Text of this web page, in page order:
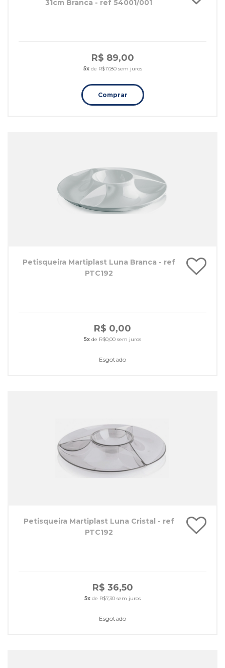
31cm Branca - ref 54001/001
R$ 89,00
5xde R$17,80 sem juros
Comprar
Petisqueira Martiplast Luna Branca - ref
PTC192
R$ 0,00
5x de R$0,00 sem juros
Esgotado
Petisqueira Martiplast Luna Cristal - ref
PTC192
R$ 36,50
5x de R$7,30 sem juros
Esgotado